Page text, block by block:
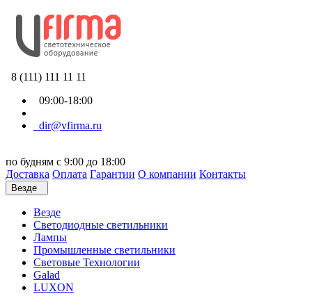
8 (111) 111 11 11
09:00-18:00
dir@vfirma.ru
по будням с 9:00 до 18:00
Доставка Оплата Гарантии О компании Контакты
Везде
Везде
Cветодиодные светильники
Лампы
Промышленные светильники
Световые Технологии
Galad
LUXON